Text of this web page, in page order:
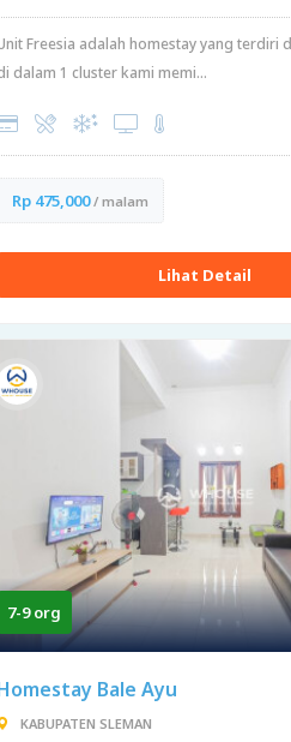
Freesia adalah homestay yang terdiri
dalam 1 cluster kami memi...
Rp 475,000/ malam
Lihat Detail
7-9 org
Bale Ayu
KABUPATEN SLEMAN